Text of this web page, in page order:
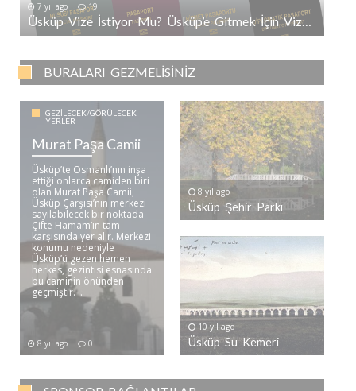
7 yıl ago 19
Üsküp Vize İstiyor Mu? Üsküp’e Gitmek İçin Vize Gerekli Mi?
BURALARI GEZMELISINIZ
GEZILECEK/GÖRÜLECEK
YERLER
Murat Paşa Camii
Üsküp’te Osmanlı’nın inşa
ettiği onlarca camiden biri
olan Murat Paşa Camii,
Üsküp Çarşısı’nın merkezi
sayılabilecek bir noktada
Çifte Hamam’ın tam
karşısında yer alır. Merkezi
konumu nedeniyle
Üsküp’ü gezen hemen
herkes, gezintisi esnasında
bu caminin önünden
geçmiştir. ..
8 yıl ago 0
8 yıl ago
Üsküp Şehir Parkı
10 yıl ago
Üsküp Su Kemeri